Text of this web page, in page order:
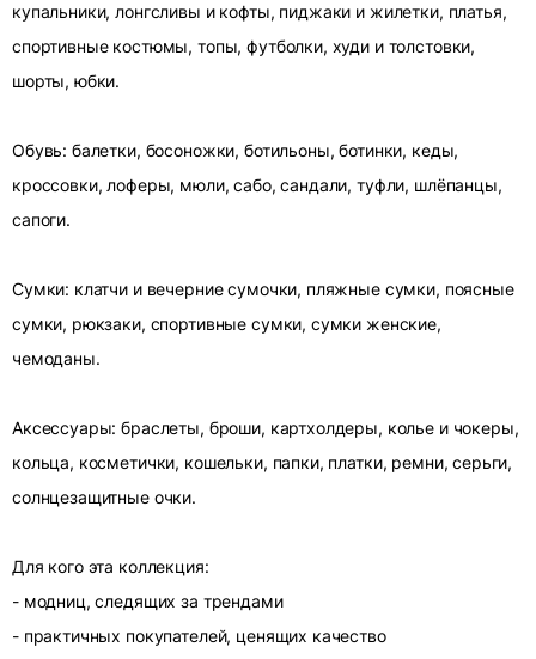
купальники, лонгсливы и кофты, пиджаки и жилетки, платья,
спортивные костюмы, топы, футболки, худи и толстовки,
шорты, юбки.
Обувь: балетки, босоножки, ботильоны, ботинки, кеды,
кроссовки, лоферы, мюли, сабо, сандали, туфли, шлёпанцы,
сапоги.
Сумки: клатчи и вечерние сумочки, пляжные сумки, поясные
сумки, рюкзаки, спортивные сумки, сумки женские,
чемоданы.
Аксессуары: браслеты, броши, картхолдеры, колье и чокеры,
кольца, косметички, кошельки, папки, платки, ремни, серьги,
солнцезащитные очки.
Для кого эта коллекция:
- модниц, следящих за трендами
- практичных покупателей, ценящих качество